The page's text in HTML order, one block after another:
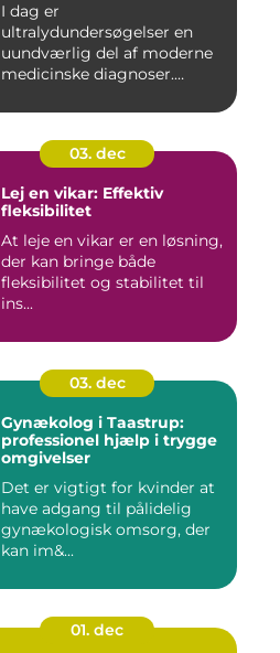
I dag er
ultralydundersøgelser en
uundværlig del af moderne
medicinske diagnoser.
03. dec
Lej en vikar: Effektiv
fleksibilitet
At leje en vikar er en løsning,
der kan bringe både
fleksibilitet og stabilitet til
ins...
03. dec
Gynækolog i Taastrup:
professionel hjælp i trygge
omgivelser
Det er vigtigt for kvinder at
have adgang til pålidelig
gynækologisk omsorg, der
kan im&...
01. dec